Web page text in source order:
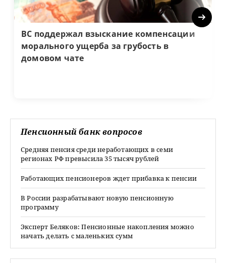
ВС поддержал взыскание компенсации
морального ущерба за грубость в
домовом чате
Next
Пенсионный банк вопросов
Средняя пенсия среди неработающих в семи
регионах РФ превысила 35 тысяч рублей
Работающих пенсионеров ждет прибавка к пенсии
В России разрабатывают новую пенсионную
программу
Эксперт Беляков: Пенсионные накопления можно
начать делать с маленьких сумм